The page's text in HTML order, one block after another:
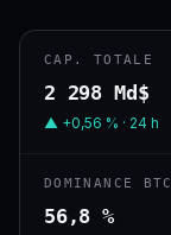
CAP. TOTALE
2 298 Md$
▲ +0,56 % · 24 h
DOMINANCE BTC
56,8 %